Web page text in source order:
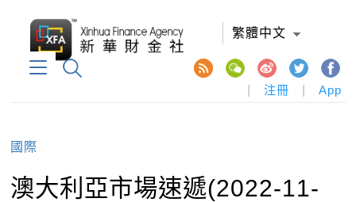
繁體中文
注冊 App
國際
澳大利亞市場速遞(2022-11-